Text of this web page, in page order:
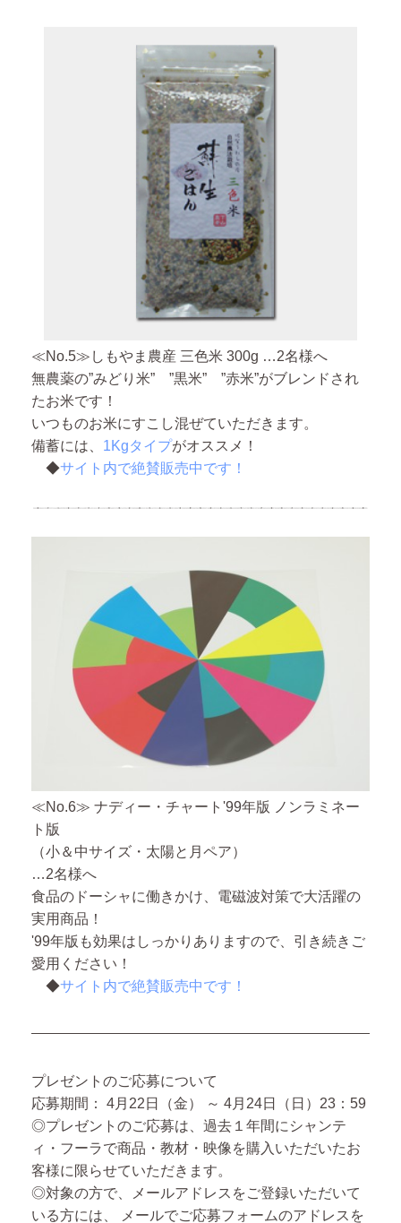
≪No.5≫しもやま農産 三色米 300g …2名様へ
無農薬の”みどり米” ”黒米” ”赤米”がブレンドされ
たお米です！
いつものお米にすこし混ぜていただきます。
備蓄には、 1Kgタイプがオススメ！
◆サイト内で絶賛販売中です！
≪No.6≫ ナディー・チャート'99年版 ノンラミネー
ト版
（小＆中サイズ・太陽と月ペア）
…2名様へ
食品のドーシャに働きかけ、電磁波対策で大活躍の
実用商品！
'99年版も効果はしっかりありますので、引き続きご
愛用ください！
◆サイト内で絶賛販売中です！
プレゼントのご応募について
応募期間： 4月22日（金） ～ 4月24日（日）23：59
◎プレゼントのご応募は、過去１年間にシャンテ
ィ・フーラで商品・教材・映像を購入いただいたお
客様に限らせていただきます。
◎対象の方で、メールアドレスをご登録いただいて
いる方には、
メールでご応募フォームのアドレスを